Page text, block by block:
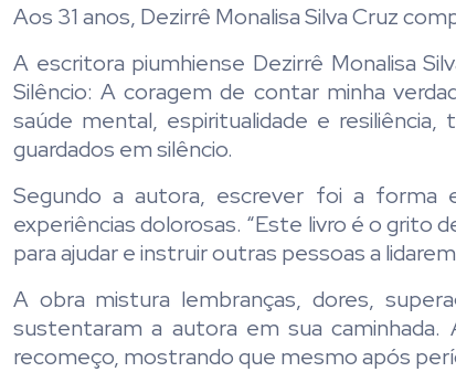
Aos 31 anos, Dezirrê Monalisa Silva Cruz
A escritora piumhiense Dezirrê Monalisa
Silêncio: A coragem de contar minha
saúde mental, espiritualidade e
guardados em silêncio.
Segundo a autora, escrever foi a forma
experiências dolorosas. “Este livro é o grito
para ajudar e instruir outras pessoas a
A obra mistura lembranças, dores,
sustentaram a autora em sua
recomeço, mostrando que mesmo após